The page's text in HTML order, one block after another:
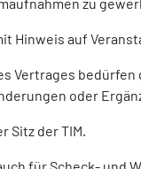
Hinweis auf
Vertrages
oder
Sitz der TIM.